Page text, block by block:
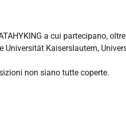
a cui partecipano,
Universität Kaiserslautern,
non siano tutte coperte.